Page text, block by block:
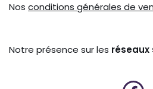
Nos conditions générales de
Notre présence sur les réseaux